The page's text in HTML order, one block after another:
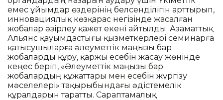
емес ұйымдар өздерінің белсенділігін арттырып,
инновациялық көзқарас негізінде жасалған
жобалар әзірлеу қажет екені айтылды. Азаматтық
Альянс қауымдастығы қызметкерлері семинарға
қатысушыларға әлеуметтік маңызы бар
жобаларды құру, қаржы есебін жасау жөнінде
кеңес беріп, «Әлеуметтік маңызы бар
жобалардың құжаттары мен есебін жүргізу
мәселелері» тақырыбындағы әдістемелік
құралдарын таратты. Сараптамалық